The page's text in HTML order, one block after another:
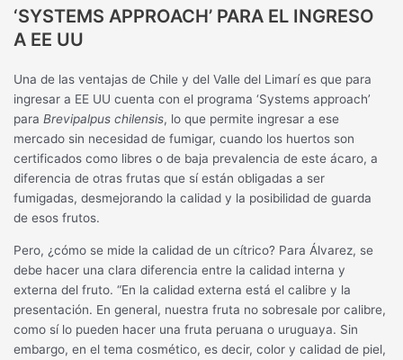
‘SYSTEMS APPROACH’ PARA EL INGRESO
A EE UU
Una de las ventajas de Chile y del Valle del Limarí es que para
ingresar a EE UU cuenta con el programa ‘Systems approach’
paraBrevipalpus chilensis, lo que permite ingresar a ese
mercado sin necesidad de fumigar, cuando los huertos son
certificados como libres o de baja prevalencia de este ácaro, a
diferencia de otras frutas que sí están obligadas a ser
fumigadas, desmejorando la calidad y la posibilidad de guarda
de esos frutos.
Pero, ¿cómo se mide la calidad de un cítrico? Para Álvarez, se
debe hacer una clara diferencia entre la calidad interna y
externa del fruto. “En la calidad externa está el calibre y la
presentación. En general, nuestra fruta no sobresale por calibre,
como sí lo pueden hacer una fruta peruana o uruguaya. Sin
embargo, en el tema cosmético, es decir, color y calidad de piel,